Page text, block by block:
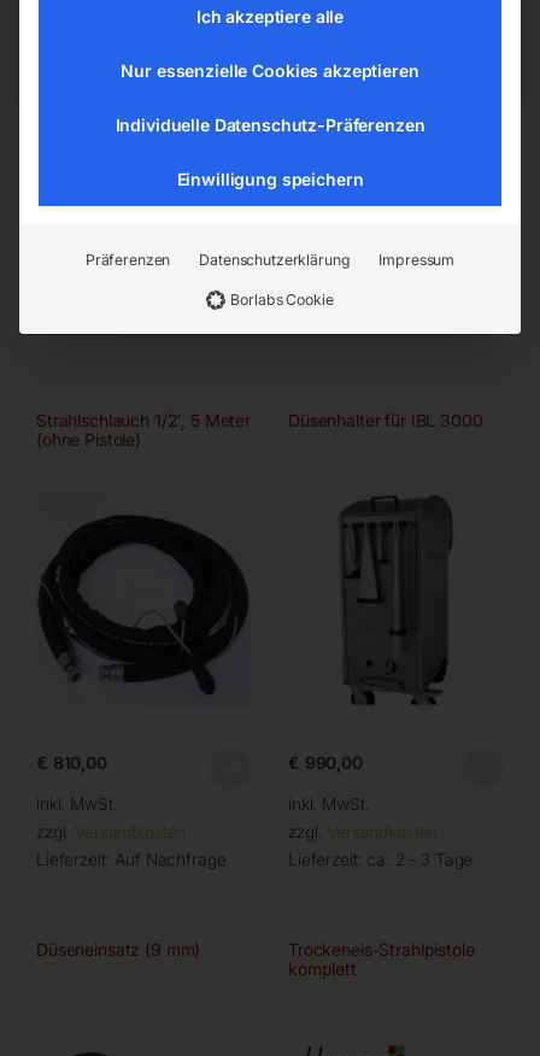
office@elmag.at
Ähnliche Produkte
Strahlschlauch 1/2′, 5 Meter
(ohne Pistole)
€ 810,00
inkl. MwSt.
zzgl. Versandkosten
Lieferzeit: Auf Nachfrage
Düsenhalter für IBL 3000
€ 990,00
inkl. MwSt.
zzgl. Versandkosten
Lieferzeit: ca. 2 - 3 Tage
Düseneinsatz (9 mm)
Trockeneis-Strahlpistole
komplett
Ich akzeptiere alle
Nur essenzielle Cookies akzeptieren
Individuelle Datenschutz-Präferenzen
Einwilligung speichern
Präferenzen Datenschutzerklärung Impressum
Borlabs Cookie